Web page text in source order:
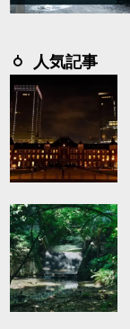
人気記事